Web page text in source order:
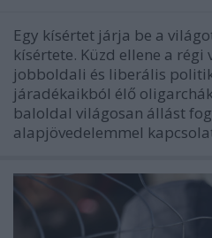
Egy kísértet járja be a
kísértete. Küzd ellene a
jobboldali és liberális
járadékaikból élő
baloldal világosan állást
alapjövedelemmel